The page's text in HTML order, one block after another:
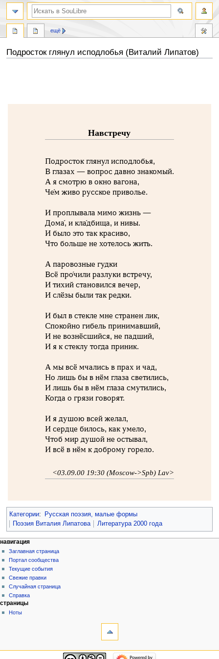
Подросток глянул исподлобья (Виталий Липатов)
Навстречу
Подросток глянул исподлобья,
В глазах — вопрос давно знакомый.
А я смотрю в окно вагона,
Че́м живо русское приволье.
И проплывала мимо жизнь —
Дома́, и кла́дбища, и нивы.
И было это так красиво,
Что больше не хотелось жить.
А паровозные гудки
Всё про́чили разлуки встречу,
И тихий становился вечер,
И слёзы были так редки.
И был в стекле мне странен лик,
Спокойно гибель принимавший,
И не вознёсшийся, не падший,
И я к стеклу тогда приник.
А мы всё мчались в прах и чад,
Но лишь бы в нём глаза светились,
И лишь бы в нём глаза смутились,
Когда о грязи говорят.
И я душою всей желал,
И сердце билось, как умело,
Чтоб мир душой не остывал,
И всё в нём к доброму горело.
<03.09.00 19:30 (Moscow->Spb) Lav>
Категории:
Русская поэзия, малые формы
Поэзия Виталия Липатова
Литература 2000 года
ещё
навигация
Заглавная страница
Портал сообщества
Текущие события
Свежие правки
Случайная страница
Справка
страницы
Ноты